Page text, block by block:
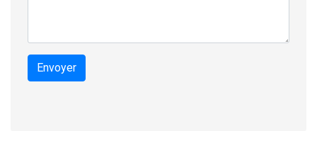
Envoyer